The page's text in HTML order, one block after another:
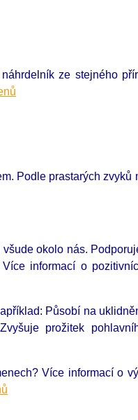
ze stejného
Podle prastarých
okolo nás.
informací o
Působí na
prožitek
Více informací o